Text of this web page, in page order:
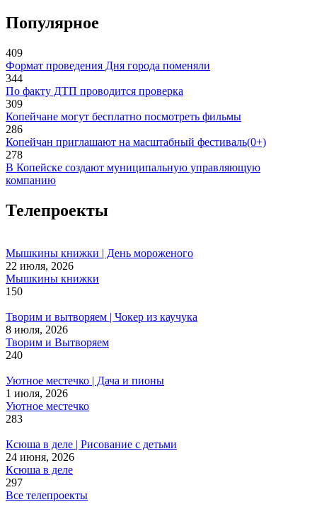
Популярное
409
Формат проведения Дня города поменяли
344
По факту ДТП проводится проверка
309
Копейчане могут бесплатно посмотреть фильмы
286
Копейчан приглашают на масштабный фестиваль(0+)
278
В Копейске создают муниципальную управляющую
компанию
Телепроекты
Мышкины книжки | День мороженого
22 июля, 2026
Мышкины книжки
150
Творим и вытворяем | Чокер из каучука
8 июля, 2026
Творим и Вытворяем
240
Уютное местечко | Дача и пионы
1 июля, 2026
Уютное местечко
283
Ксюша в деле | Рисование с детьми
24 июня, 2026
Ксюша в деле
297
Все телепроекты